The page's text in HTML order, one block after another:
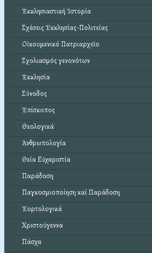
Ἐκκλησιαστική Ἱστορία
Σχέσεις Ἐκκλησίας-Πολιτείας
Οἰκουμενικό Πατριαρχεῖο
Σχολιασμός γενονότων
Ἐκκλησία
Σύνοδος
Ἐπίσκοπος
Θεολογικά
Ἀνθρωπολογία
Θεία Εὐχαριστία
Παράδοση
Παγκοσμιοποίηση καί Παράδοση
Ἑορτολογικά
Χριστούγεννα
Πάσχα